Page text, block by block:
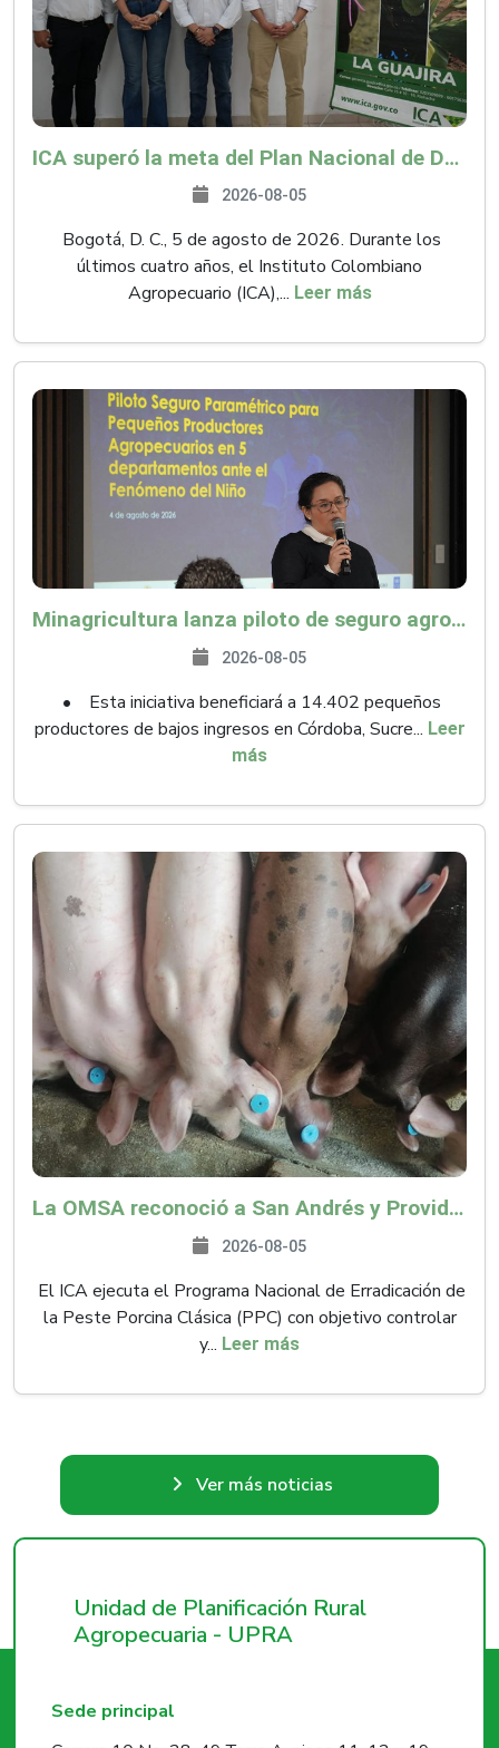
ICA superó la meta del Plan Nacional de Desarrollo y abrió 61 mercados internacionales
2026-08-05
Bogotá, D. C., 5 de agosto de 2026. Durante los
últimos cuatro años, el Instituto Colombiano
Agropecuario (ICA),... Leer más
Minagricultura lanza piloto de seguro agropecuario por $9.625 millones para proteger a más de 14.000 pequeños productores contra riesgos del Fenómeno de El Niño
2026-08-05
• Esta iniciativa beneficiará a 14.402 pequeños
productores de bajos ingresos en Córdoba, Sucre... Leer
más
La OMSA reconoció a San Andrés y Providencia como zona libre de Peste Porcina Clásica (PPC)
2026-08-05
El ICA ejecuta el Programa Nacional de Erradicación de
la Peste Porcina Clásica (PPC) con objetivo controlar
y... Leer más
Ver más noticias
Unidad de Planificación Rural
Agropecuaria - UPRA
Sede principal